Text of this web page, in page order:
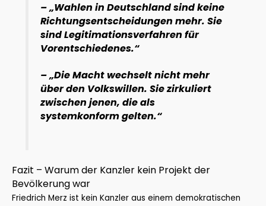
– „Wahlen in Deutschland sind keine
Richtungsentscheidungen mehr. Sie
sind Legitimationsverfahren für
Vorentschiedenes.“
– „Die Macht wechselt nicht mehr
über den Volkswillen. Sie zirkuliert
zwischen jenen, die als
systemkonform gelten.“
Fazit – Warum der Kanzler kein Projekt der
Bevölkerung war
Friedrich Merz ist kein Kanzler aus einem demokratischen